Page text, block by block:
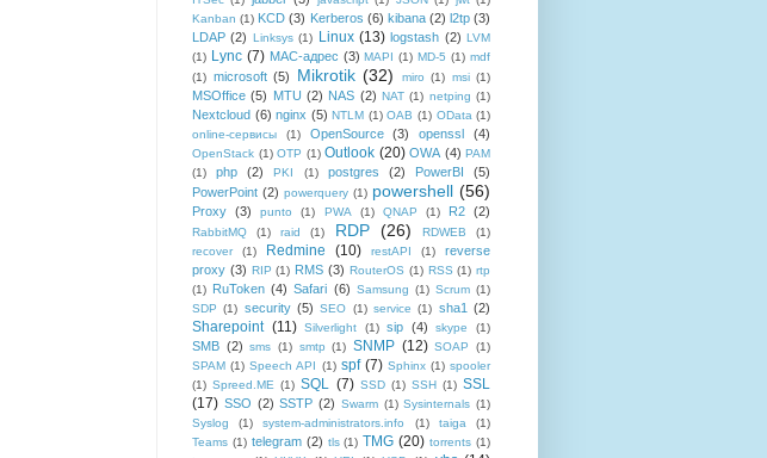
Kanban (1) KCD (3) Kerberos (6) kibana (2) l2tp (3)
LDAP (2) Linksys (1) Linux (13) logstash (2) LVM
(1) Lync (7) MAC-адрес (3) MAPI (1) MD-5 (1) mdf
(1) microsoft (5) Mikrotik (32) miro (1) msi (1)
MSOffice (5) MTU (2) NAS (2) NAT (1) netping (1)
Nextcloud (6) nginx (5) NTLM (1) OAB (1) OData (1)
online-сервисы
(1) OpenSource (3) openssl (4)
OpenStack (1) OTP (1) Outlook (20) OWA (4) PAM
(1)
php (2) PKI (1) postgres (2) PowerBI
(5)
PowerPoint (2) powerquery (1) powershell (56)
Proxy (3) punto (1) PWA (1) QNAP (1) R2 (2)
RabbitMQ (1) raid (1) RDP (26) RDWEB
(1)
recover
(1) Redmine (10) restAPI (1)
reverse
proxy (3) RIP (1) RMS (3) RouterOS (1) RSS (1) rtp
(1) RuToken (4) Safari (6) Samsung (1) Scrum (1)
SDP (1) security (5) SEO (1) service (1) sha1 (2)
Sharepoint (11) Silverlight (1) sip (4) skype (1)
SMB (2) sms (1) smtp (1) SNMP (12) SOAP
(1)
SPAM (1) Speech API (1) spf (7) Sphinx (1) spooler
(1) Spreed.ME (1) SQL (7) SSD (1) SSH (1) SSL
(17) SSO (2) SSTP (2) Swarm (1) Sysinternals (1)
Syslog
(1) system-administrators.info (1) taiga
(1)
Teams (1) telegram (2) tls (1) TMG (20) torrents (1)